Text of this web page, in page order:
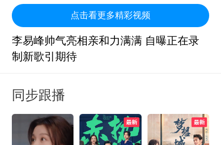
点击看更多精彩视频
李易峰帅气亮相亲和力满满 自曝正在录
制新歌引期待
同步跟播